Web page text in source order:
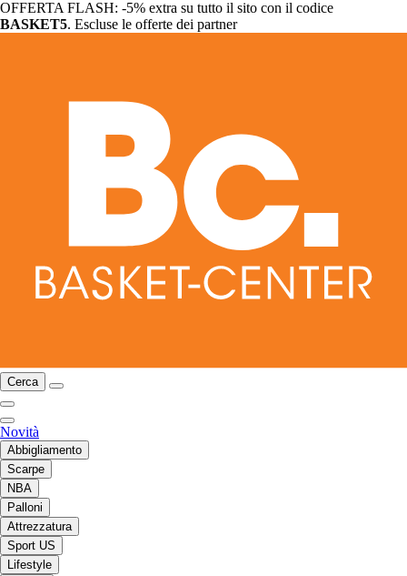
OFFERTA FLASH: -5% extra su tutto il sito con il codice
BASKET5. Escluse le offerte dei partner
Cerca
Novità
Abbigliamento
Scarpe
NBA
Palloni
Attrezzatura
Sport US
Lifestyle